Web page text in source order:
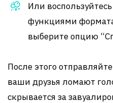
Или
функциями
выберите опцию
После этого
ваши друзья ломают
скрывается за